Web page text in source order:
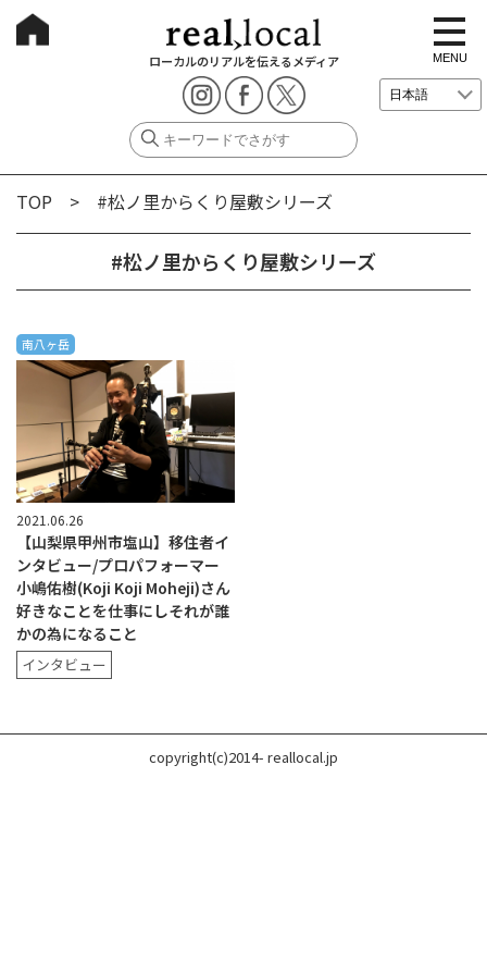
ローカルのリアルを伝えるメディア
t
o
g
g
e
i
i
MENU
TOP > #松ノ里からくり屋敷シリーズ
#松ノ里からくり屋敷シリーズ
南八ヶ岳
2021.06.26
【山梨県甲州市塩山】移住者イ
ンタビュー/プロパフォーマー
小嶋佑樹(Koji Koji Moheji)さん
好きなことを仕事にしそれが誰
かの為になること
インタビュー
copyright(c)2014- reallocal.jp